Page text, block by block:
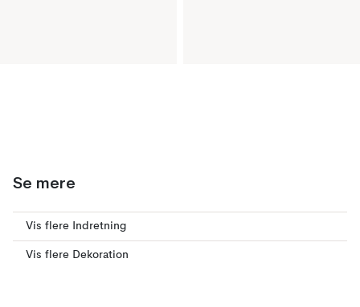
Se mere
Vis flere Indretning
Vis flere Dekoration